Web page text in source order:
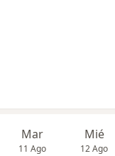
Mar
11 Ago
Mié
12 Ago